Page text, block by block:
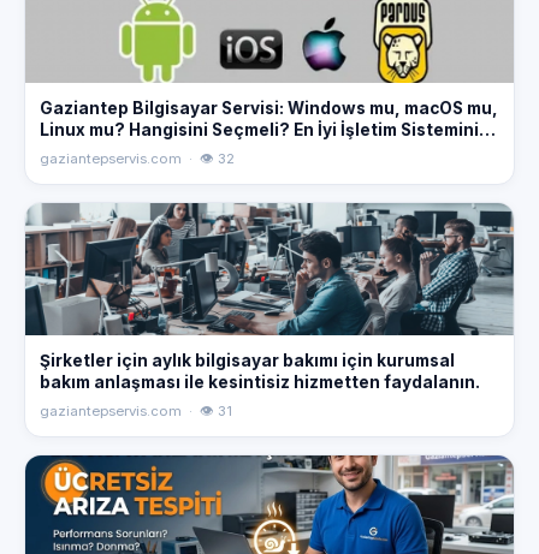
Gaziantep Bilgisayar Servisi: Windows mu, macOS mu,
Linux mu? Hangisini Seçmeli? En İyi İşletim Sistemini
Seçmek İçin İpuçları! #Windows #macOS #Linux
gaziantepservis.com · 👁 32
Şirketler için aylık bilgisayar bakımı için kurumsal
bakım anlaşması ile kesintisiz hizmetten faydalanın.
gaziantepservis.com · 👁 31